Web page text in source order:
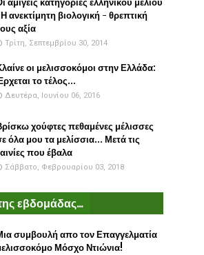
αμιγείς κατηγορίες ελληνικού μελιού
ανεκτίμητη βιολογική - θρεπτική
αξία
Τρίτη, Σεπτεμβρίου 30, 2014
οι μελισσοκόμοι στην Ελλάδα:
το τέλος...
Δευτέρα, Ιουνίου 06, 2016
χούφτες πεθαμένες μέλισσες
όλα μου τα μελίσσια... Μετά τις
που έβαλα
Σάββατο, Φεβρουαρίου 03, 2018
εβδομάδας...
συμβουλή απο τον Επαγγελματία
Μόσχο Ντιώνια!